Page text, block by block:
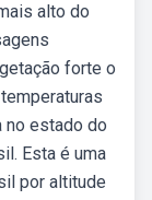
alto do
forte o
no estado do
Esta é uma
por altitude